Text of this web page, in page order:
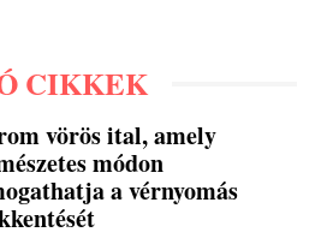
CIKKEK
vörös ital, amely
módon
a vérnyomás